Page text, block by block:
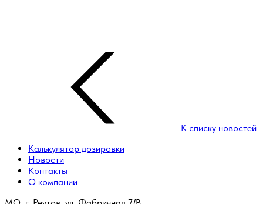
К списку новостей
Калькулятор дозировки
Новости
Контакты
О компании